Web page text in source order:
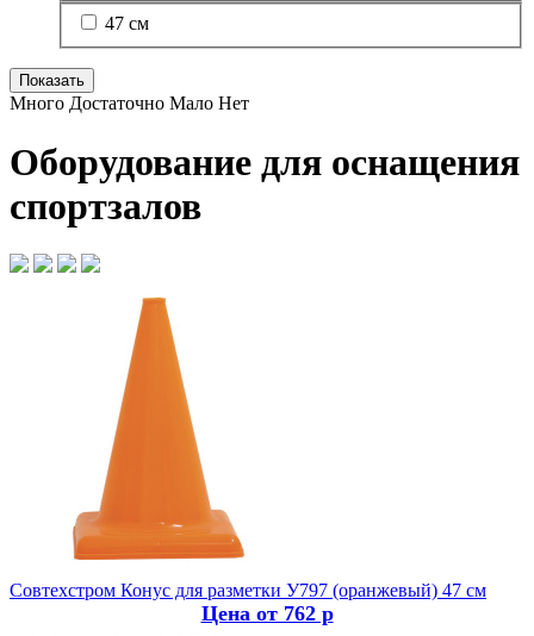
47 см
Много Достаточно Мало Нет
Оборудование для оснащения
спортзалов
Совтехстром Конус для разметки У797 (оранжевый) 47 см
Цена от 762 р